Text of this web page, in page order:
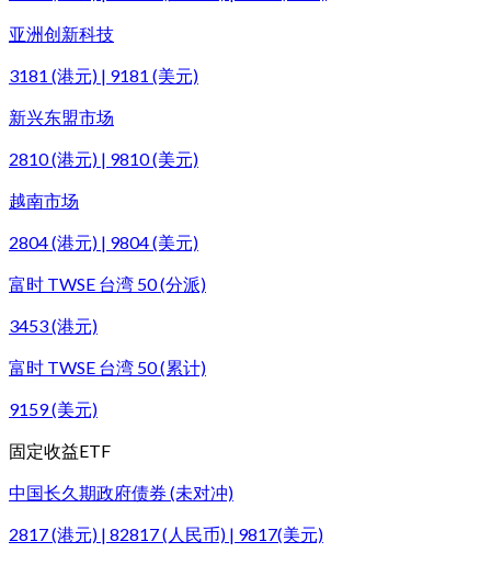
亚洲创新科技
3181 (港元) | 9181 (美元)
新兴东盟市场
2810 (港元) | 9810 (美元)
越南市场
2804 (港元) | 9804 (美元)
富时 TWSE 台湾 50 (分派)
3453 (港元)
富时 TWSE 台湾 50 (累计)
9159 (美元)
固定收益ETF
中国长久期政府债券 (未对冲)
2817 (港元) | 82817 (人民币) | 9817(美元)